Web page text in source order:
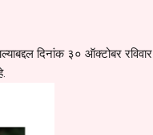
दिनांक ३० ऑक्टोबर रविवार